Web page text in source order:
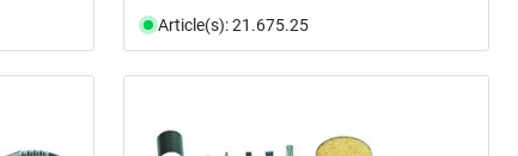
Article(s): 21.675.25